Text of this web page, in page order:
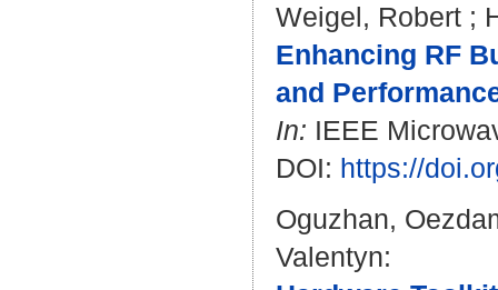
Weigel, Robert ;
Enhancing RF
and
In: IEEE
DOI: https://
Oguzhan,
Valentyn: